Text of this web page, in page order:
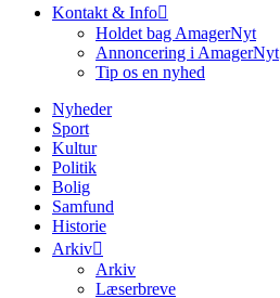
Kontakt & Info
Holdet bag AmagerNyt
Annoncering i AmagerNyt
Tip os en nyhed
Nyheder
Sport
Kultur
Politik
Bolig
Samfund
Historie
Arkiv
Arkiv
Læserbreve